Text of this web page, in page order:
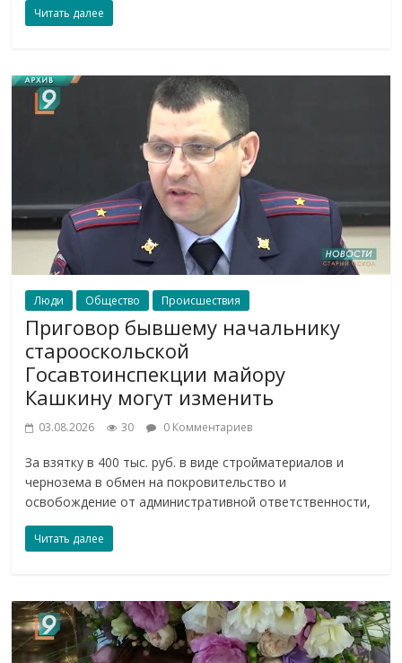
Читать далее
Люди Общество Происшествия
Приговор бывшему начальнику
старооскольской
Госавтоинспекции майору
Кашкину могут изменить
03.08.2026 30 0 Комментариев
За взятку в 400 тыс. руб. в виде стройматериалов и
чернозема в обмен на покровительство и
освобождение от административной ответственности,
Читать далее